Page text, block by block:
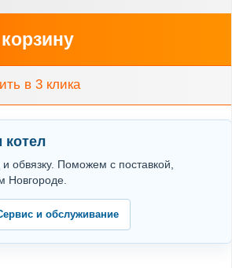
в 3 клика
котел
Поможем с поставкой,
Новгороде.
и обслуживание